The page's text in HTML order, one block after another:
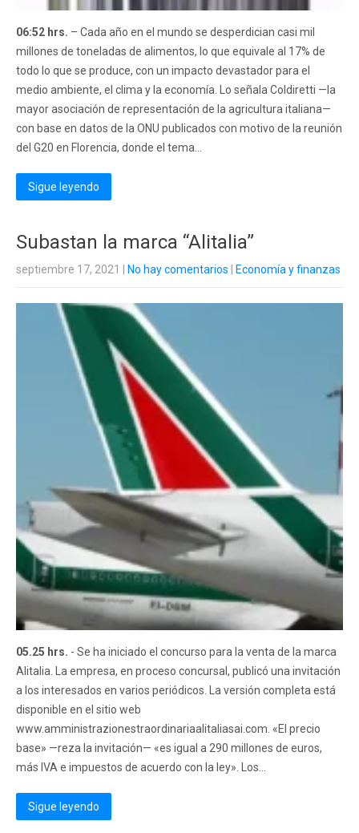
06:52 hrs. – Cada año en el mundo se desperdician casi mil
millones de toneladas de alimentos, lo que equivale al 17% de
todo lo que se produce, con un impacto devastador para el
medio ambiente, el clima y la economía. Lo señala Coldiretti —la
mayor asociación de representación de la agricultura italiana—
con base en datos de la ONU publicados con motivo de la reunión
del G20 en Florencia, donde el tema...
Sigue leyendo
Subastan la marca “Alitalia”
septiembre 17, 2021 No hay comentarios Economía y finanzas
05.25 hrs. - Se ha iniciado el concurso para la venta de la marca
Alitalia. La empresa, en proceso concursal, publicó una invitación
a los interesados ​​en varios periódicos. La versión completa está
disponible en el sitio web
www.amministrazionestraordinariaalitaliasai.com. «El precio
base» —reza la invitación— «es igual a 290 millones de euros,
más IVA e impuestos de acuerdo con la ley». Los…
Sigue leyendo